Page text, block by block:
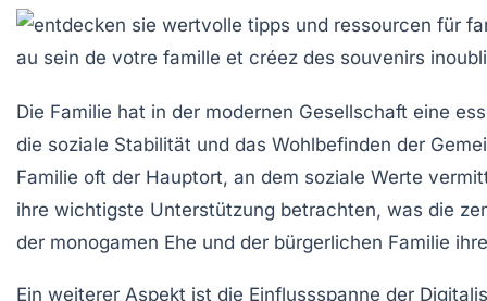
Die Familie hat in der modernen Gesellschaft eine
die soziale Stabilität und das Wohlbefinden der
Familie oft der Hauptort, an dem soziale Werte
ihre wichtigste Unterstützung betrachten, was die
der monogamen Ehe und der bürgerlichen Familie
Ein weiterer Aspekt ist die Einflussspanne der